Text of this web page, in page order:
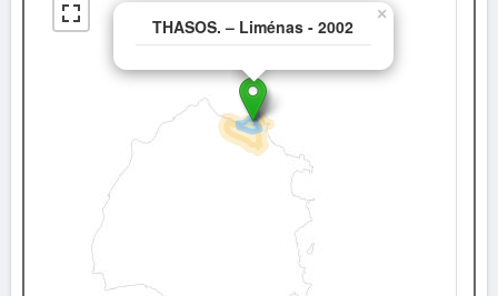
THASOS. – Liménas - 2002
×